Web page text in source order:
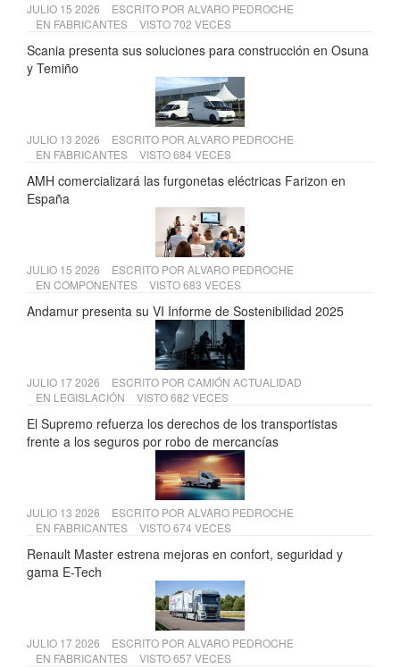
JULIO 15 2026 ESCRITO POR ALVARO PEDROCHE
EN FABRICANTES VISTO 702 VECES
Scania presenta sus soluciones para construcción en Osuna
y Temiño
JULIO 13 2026 ESCRITO POR ALVARO PEDROCHE
EN FABRICANTES VISTO 684 VECES
AMH comercializará las furgonetas eléctricas Farizon en
España
JULIO 15 2026 ESCRITO POR ALVARO PEDROCHE
EN COMPONENTES VISTO 683 VECES
Andamur presenta su VI Informe de Sostenibilidad 2025
JULIO 17 2026 ESCRITO POR CAMIÓN ACTUALIDAD
EN LEGISLACIÓN VISTO 682 VECES
El Supremo refuerza los derechos de los transportistas
frente a los seguros por robo de mercancías
JULIO 13 2026 ESCRITO POR ALVARO PEDROCHE
EN FABRICANTES VISTO 674 VECES
Renault Master estrena mejoras en confort, seguridad y
gama E-Tech
JULIO 17 2026 ESCRITO POR ALVARO PEDROCHE
EN FABRICANTES VISTO 657 VECES